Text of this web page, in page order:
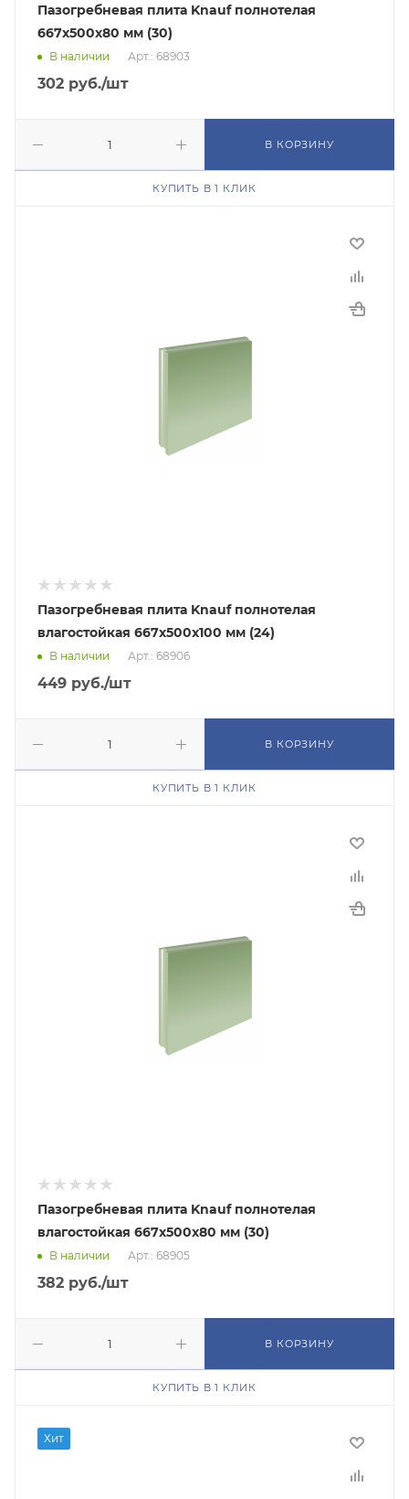
Пазогребневая плита Knauf полнотелая
667х500х80 мм (30)
В наличии Арт.: 68903
302 руб./шт
В КОРЗИНУ
КУПИТЬ В 1 КЛИК
Пазогребневая плита Knauf полнотелая
влагостойкая 667х500х100 мм (24)
В наличии Арт.: 68906
449 руб./шт
В КОРЗИНУ
КУПИТЬ В 1 КЛИК
Пазогребневая плита Knauf полнотелая
влагостойкая 667х500х80 мм (30)
В наличии Арт.: 68905
382 руб./шт
В КОРЗИНУ
КУПИТЬ В 1 КЛИК
Хит